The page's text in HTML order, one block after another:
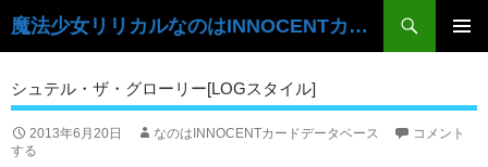
魔法少女リリカルなのはINNOCENTカードデータベース
検
索
イ
ン
テ
ン
ツ
へ
シュテル・ザ・グローリー[LOGスタイル]
2013年6月20日 なのはINNOCENTカードデータベース
コメント
する